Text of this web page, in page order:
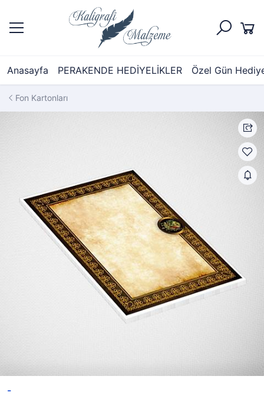
Anasayfa PERAKENDE HEDİYELİKLER Özel Gün
Fon Kartonları
-